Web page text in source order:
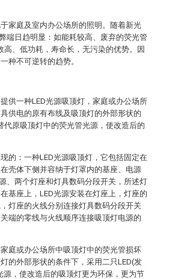
家庭及室内办公场所的照明。随着新光
端日趋明显：如能耗较高、废弃的荧光管
、低功耗，寿命长，无污染的优势。因
种不可逆转的趋势。
供一种LED光源吸顶灯，家庭或办公场所
供电的原有布线及吸顶灯的外部形状的
原吸顶灯中的荧光管光源，使改造后的
的：一种LED光源吸顶灯，它包括固定在
壳体下侧并容纳于灯罩内的基座、电源
、两个灯座和灯具数码分段开关，所述灯
基座上，LED光源安装在灯座上，灯座的
灯座的火线分别连接灯具数码分段开关
端的零线与火线顺序连接吸顶灯电源的
庭或办公场所中吸顶灯中的荧光管损坏
的外部形状的条件下，采用二只LED(发
，使改造后的吸顶灯更为环保，更为节